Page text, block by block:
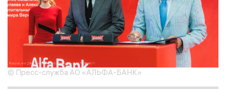
© Пресс-служба АО «АЛЬФА-БАНК»